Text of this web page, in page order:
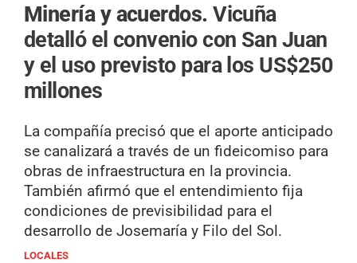
Minería y acuerdos.Vicuña
detalló el convenio con San Juan
y el uso previsto para los US$250
millones
La compañía precisó que el aporte anticipado
se canalizará a través de un fideicomiso para
obras de infraestructura en la provincia.
También afirmó que el entendimiento fija
condiciones de previsibilidad para el
desarrollo de Josemaría y Filo del Sol.
LOCALES